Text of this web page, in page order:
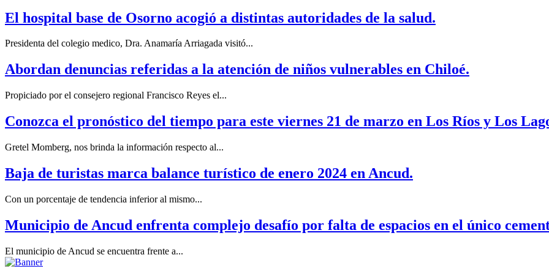
El hospital base de Osorno acogió a distintas autoridades de la salud.
Presidenta del colegio medico, Dra. Anamaría Arriagada visitó...
Abordan denuncias referidas a la atención de niños vulnerables en Chiloé.
Propiciado por el consejero regional Francisco Reyes el...
Conozca el pronóstico del tiempo para este viernes 21 de marzo en Los Ríos y Los
Gretel Momberg, nos brinda la información respecto al...
Baja de turistas marca balance turístico de enero 2024 en Ancud.
Con un porcentaje de tendencia inferior al mismo...
Municipio de Ancud enfrenta complejo desafío por falta de espacios en el único
El municipio de Ancud se encuentra frente a...